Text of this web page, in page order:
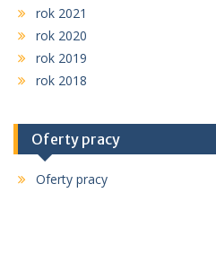
rok 2021
rok 2020
rok 2019
rok 2018
Oferty pracy
Oferty pracy